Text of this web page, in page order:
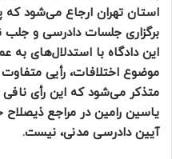
استان تهران ارجاع می‌شود
این دادگاه با استدلال‌های به
موضوع اختلافات، رأیی
متذکر می‌شود که این رأی
یاسین رامین در مراجع
آیین دادرسی مدنی، نیست.